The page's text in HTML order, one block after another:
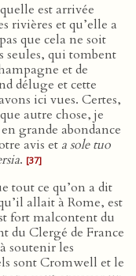
est arrivée
rivières et qu’elle a
que cela ne soit
seules, qui tombent
et de
déluge et cette
ici vues. Certes,
autre chose, je
grande abondance
avis et a sole tuo
. [37]
tout ce qu’on a dit
allait à Rome, est
fort malcontent du
du Clergé de France
soutenir les
sont Cromwell et le